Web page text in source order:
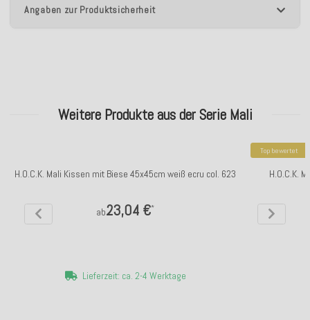
Angaben zur Produktsicherheit
Weitere Produkte aus der Serie Mali
H.O.C.K. Mali Kissen mit Biese 45x45cm weiß ecru col. 623
ab23,04 €*
Lieferzeit: ca. 2-4 Werktage
Top bewertet
H.O.C.K.